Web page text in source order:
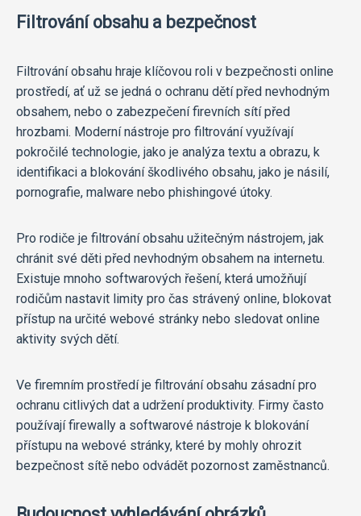
Filtrování obsahu a bezpečnost
Filtrování obsahu hraje klíčovou roli v bezpečnosti online
prostředí, ať už se jedná o ochranu dětí před nevhodným
obsahem, nebo o zabezpečení firevních sítí před
hrozbami. Moderní nástroje pro filtrování využívají
pokročilé technologie, jako je analýza textu a obrazu, k
identifikaci a blokování škodlivého obsahu, jako je násilí,
pornografie, malware nebo phishingové útoky.
Pro rodiče je filtrování obsahu užitečným nástrojem, jak
chránit své děti před nevhodným obsahem na internetu.
Existuje mnoho softwarových řešení, která umožňují
rodičům nastavit limity pro čas strávený online, blokovat
přístup na určité webové stránky nebo sledovat online
aktivity svých dětí.
Ve firemním prostředí je filtrování obsahu zásadní pro
ochranu citlivých dat a udržení produktivity. Firmy často
používají firewally a softwarové nástroje k blokování
přístupu na webové stránky, které by mohly ohrozit
bezpečnost sítě nebo odvádět pozornost zaměstnanců.